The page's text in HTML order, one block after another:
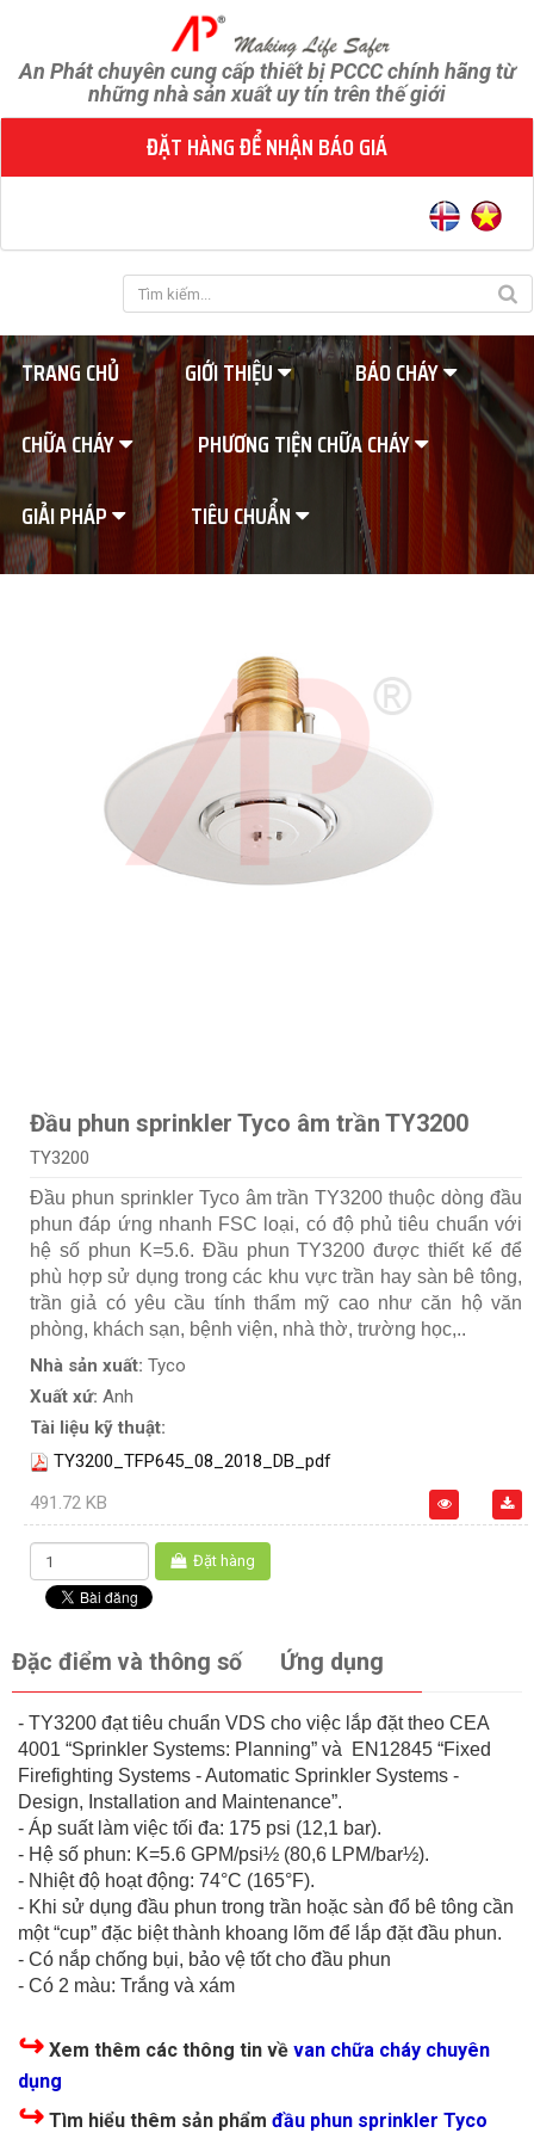
An Phát chuyên cung cấp thiết bị PCCC chính hãng từ
những nhà sản xuất uy tín trên thế giới
ĐẶT HÀNG ĐỂ NHẬN BÁO GIÁ
TRANG CHỦ GIỚI THIỆU
BÁO CHÁY
CHỮA CHÁY
PHƯƠNG TIỆN CHỮA CHÁY
GIẢI PHÁP
TIÊU CHUẨN
Đầu phun sprinkler Tyco âm trần TY3200
TY3200
Đầu phun sprinkler Tyco âm trần TY3200 thuộc dòng đầu
phun đáp ứng nhanh FSC loại, có độ phủ tiêu chuẩn với
hệ số phun K=5.6. Đầu phun TY3200 được thiết kế để
phù hợp sử dụng trong các khu vực trần hay sàn bê tông,
trần giả có yêu cầu tính thẩm mỹ cao như căn hộ văn
phòng, khách sạn, bệnh viện, nhà thờ, trường học,..
Nhà sản xuất: Tyco
Xuất xứ: Anh
Tài liệu kỹ thuật:
TY3200_TFP645_08_2018_DB_pdf
491.72 KB
Đặt hàng
Đặc điểm và thông số Ứng dụng
- TY3200 đạt tiêu chuẩn VDS cho việc lắp đặt theo CEA
4001 “Sprinkler Systems: Planning” và EN12845 “Fixed
Firefighting Systems - Automatic Sprinkler Systems -
Design, Installation and Maintenance”.
- Áp suất làm việc tối đa: 175 psi (12,1 bar).
- Hệ số phun: K=5.6 GPM/psi½ (80,6 LPM/bar½).
- Nhiệt độ hoạt động: 74°C (165°F).
- Khi sử dụng đầu phun trong trần hoặc sàn đổ bê tông cần
một “cup” đặc biệt thành khoang lõm để lắp đặt đầu phun.
- Có nắp chống bụi, bảo vệ tốt cho đầu phun
- Có 2 màu: Trắng và xám
↪ Xem thêm các thông tin về van chữa cháy chuyên
dụng
↪ Tìm hiểu thêm sản phẩm đầu phun sprinkler Tyco